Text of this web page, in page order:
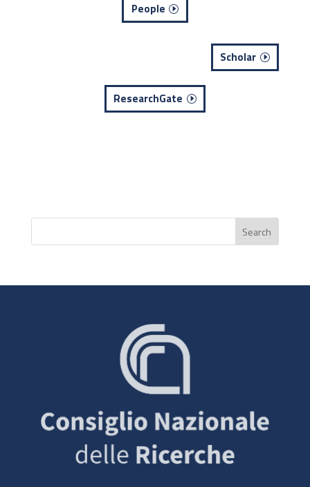
People
Scholar
ResearchGate